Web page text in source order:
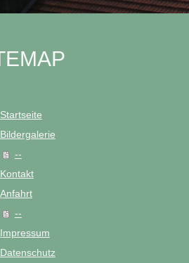
Startseite
Bildergalerie
--
Kontakt
Anfahrt
--
Impressum
Datenschutz